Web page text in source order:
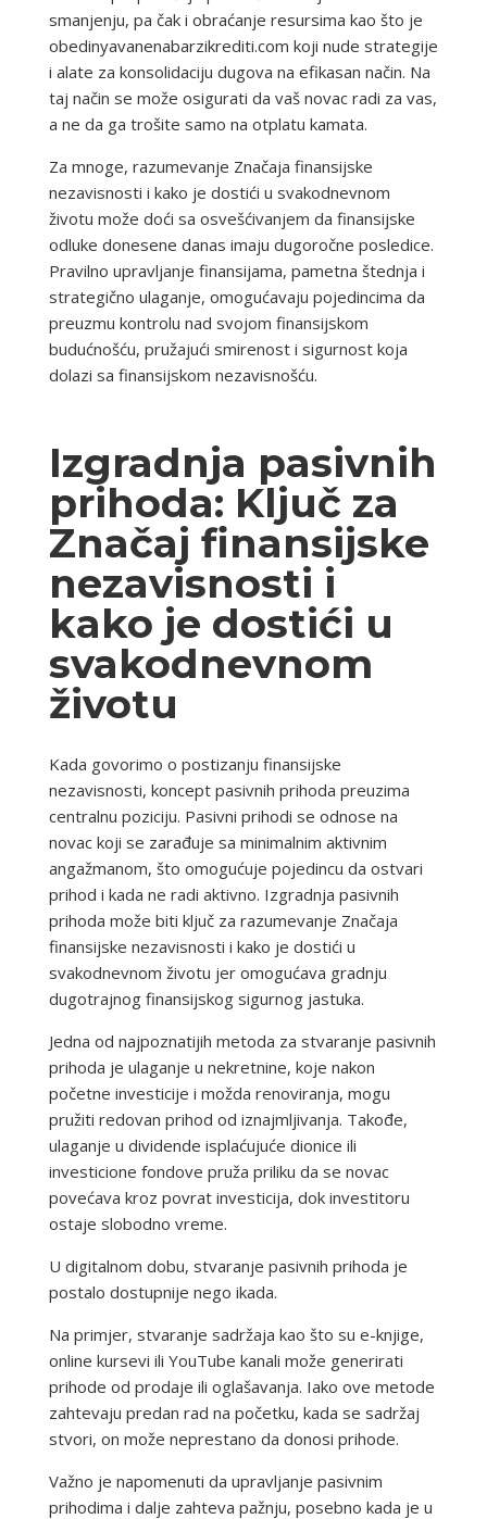
smanjenju, pa čak i obraćanje resursima kao što je
obedinyavanenabarzikrediti.com koji nude strategije
i alate za konsolidaciju dugova na efikasan način. Na
taj način se može osigurati da vaš novac radi za vas,
a ne da ga trošite samo na otplatu kamata.
Za mnoge, razumevanje Značaja finansijske
nezavisnosti i kako je dostići u svakodnevnom
životu može doći sa osvešćivanjem da finansijske
odluke donesene danas imaju dugoročne posledice.
Pravilno upravljanje finansijama, pametna štednja i
strategično ulaganje, omogućavaju pojedincima da
preuzmu kontrolu nad svojom finansijskom
budućnošću, pružajući smirenost i sigurnost koja
dolazi sa finansijskom nezavisnošću.
Izgradnja pasivnih
prihoda: Ključ za
Značaj finansijske
nezavisnosti i
kako je dostići u
svakodnevnom
životu
Kada govorimo o postizanju finansijske
nezavisnosti, koncept pasivnih prihoda preuzima
centralnu poziciju. Pasivni prihodi se odnose na
novac koji se zarađuje sa minimalnim aktivnim
angažmanom, što omogućuje pojedincu da ostvari
prihod i kada ne radi aktivno. Izgradnja pasivnih
prihoda može biti ključ za razumevanje Značaja
finansijske nezavisnosti i kako je dostići u
svakodnevnom životu jer omogućava gradnju
dugotrajnog finansijskog sigurnog jastuka.
Jedna od najpoznatijih metoda za stvaranje pasivnih
prihoda je ulaganje u nekretnine, koje nakon
početne investicije i možda renoviranja, mogu
pružiti redovan prihod od iznajmljivanja. Takođe,
ulaganje u dividende isplaćujuće dionice ili
investicione fondove pruža priliku da se novac
povećava kroz povrat investicija, dok investitoru
ostaje slobodno vreme.
U digitalnom dobu, stvaranje pasivnih prihoda je
postalo dostupnije nego ikada.
Na primjer, stvaranje sadržaja kao što su e-knjige,
online kursevi ili YouTube kanali može generirati
prihode od prodaje ili oglašavanja. Iako ove metode
zahtevaju predan rad na početku, kada se sadržaj
stvori, on može neprestano da donosi prihode.
Važno je napomenuti da upravljanje pasivnim
prihodima i dalje zahteva pažnju, posebno kada je u